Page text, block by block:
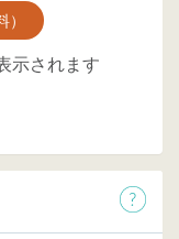
示されます